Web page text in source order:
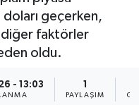
geçerken,
faktörler
oldu.
- 13:03 1
PAYLAŞIM